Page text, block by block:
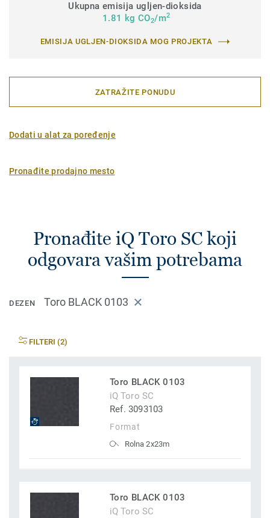
Ukupna emisija ugljen-dioksida
1.81 kg CO2/m2
EMISIJA UGLJEN-DIOKSIDA MOG PROJEKTA
ZATRAŽITE PONUDU
Dodati u alat za poređenje
Pronađite prodajno mesto
Pronađite iQ Toro SC koji
odgovara vašim potrebama
DEZEN Toro BLACK 0103
FILTERI (2)
Toro BLACK 0103
iQ Toro SC
Ref. 3093103
Format
Rolna 2x23m
Toro BLACK 0103
iQ Toro SC